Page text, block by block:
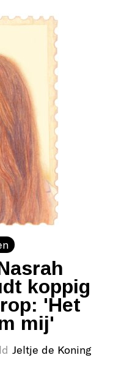
koppig
'Het
mij'
Jeltje de Koning